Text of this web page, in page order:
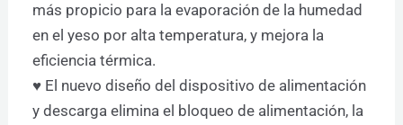
más propicio para la evaporación de la humedad
en el yeso por alta temperatura, y mejora la
eficiencia térmica.
♥ El nuevo diseño del dispositivo de alimentación
y descarga elimina el bloqueo de alimentación, la